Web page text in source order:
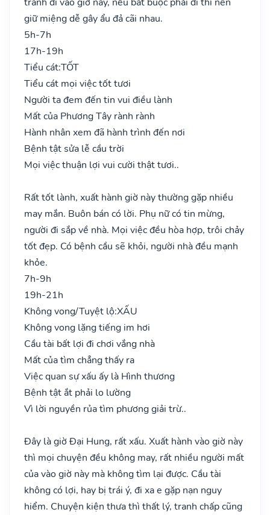
giữ miệng dễ gây ẩu đả cãi nhau.
5h-7h
17h-19h
Tiểu cát:TỐT
Tiểu cát mọi việc tốt tươi
Người ta đem đến tin vui điều lành
Mất của Phương Tây rành rành
Hành nhân xem đã hành trình đến nơi
Bệnh tật sửa lễ cầu trời
Mọi việc thuận lợi vui cười thật tươi..
Rất tốt lành, xuất hành giờ này thường gặp nhiều
may mắn. Buôn bán có lời. Phụ nữ có tin mừng,
người đi sắp về nhà. Mọi việc đều hòa hợp, trôi chảy
tốt đẹp. Có bệnh cầu sẽ khỏi, người nhà đều mạnh
khỏe.
7h-9h
19h-21h
Không vong/Tuyệt lộ:XẤU
Không vong lặng tiếng im hơi
Cầu tài bất lợi đi chơi vắng nhà
Mất của tìm chẳng thấy ra
Việc quan sự xấu ấy là Hình thương
Bệnh tật ắt phải lo lường
Vì lời nguyền rủa tìm phương giải trừ..
Đây là giờ Đại Hung, rất xấu. Xuất hành vào giờ này
thì mọi chuyện đều không may, rất nhiều người mất
của vào giờ này mà không tìm lại được. Cầu tài
không có lợi, hay bị trái ý, đi xa e gặp nạn nguy
hiểm. Chuyện kiện thưa thì thất lý, tranh chấp cũng